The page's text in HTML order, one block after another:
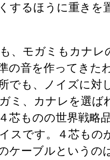
するほうに重きを
、モガミもカナレ
の音を作ってきた
でも、ノイズに対
ミ、カナレを選ば
芯ものの世界戦略
スです。４芯もの
ケーブルというの